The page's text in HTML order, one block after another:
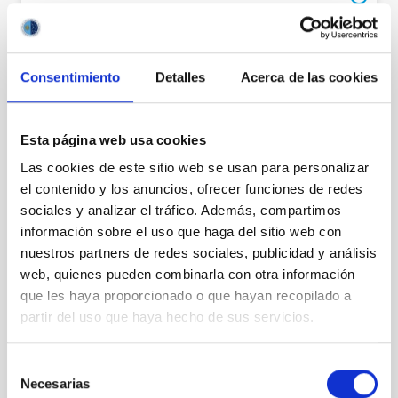
Consentimiento Detalles Acerca de las cookies
Esta página web usa cookies
Las cookies de este sitio web se usan para personalizar
el contenido y los anuncios, ofrecer funciones de redes
sociales y analizar el tráfico. Además, compartimos
información sobre el uso que haga del sitio web con
nuestros partners de redes sociales, publicidad y análisis
web, quienes pueden combinarla con otra información
que les haya proporcionado o que hayan recopilado a
partir del uso que haya hecho de sus servicios.
Necesarias
38570 Izaña, Santa Cruz de Tenerife
Contact
LOCATION
CONTACT WITH THIS HEADQUARTER